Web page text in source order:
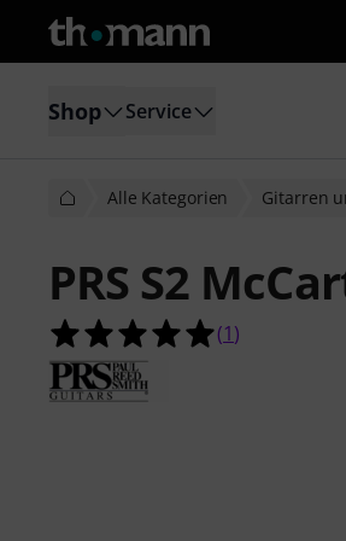
Shop Service
Alle Kategorien Gitarren
PRS S2
5.0 von 5
(1)